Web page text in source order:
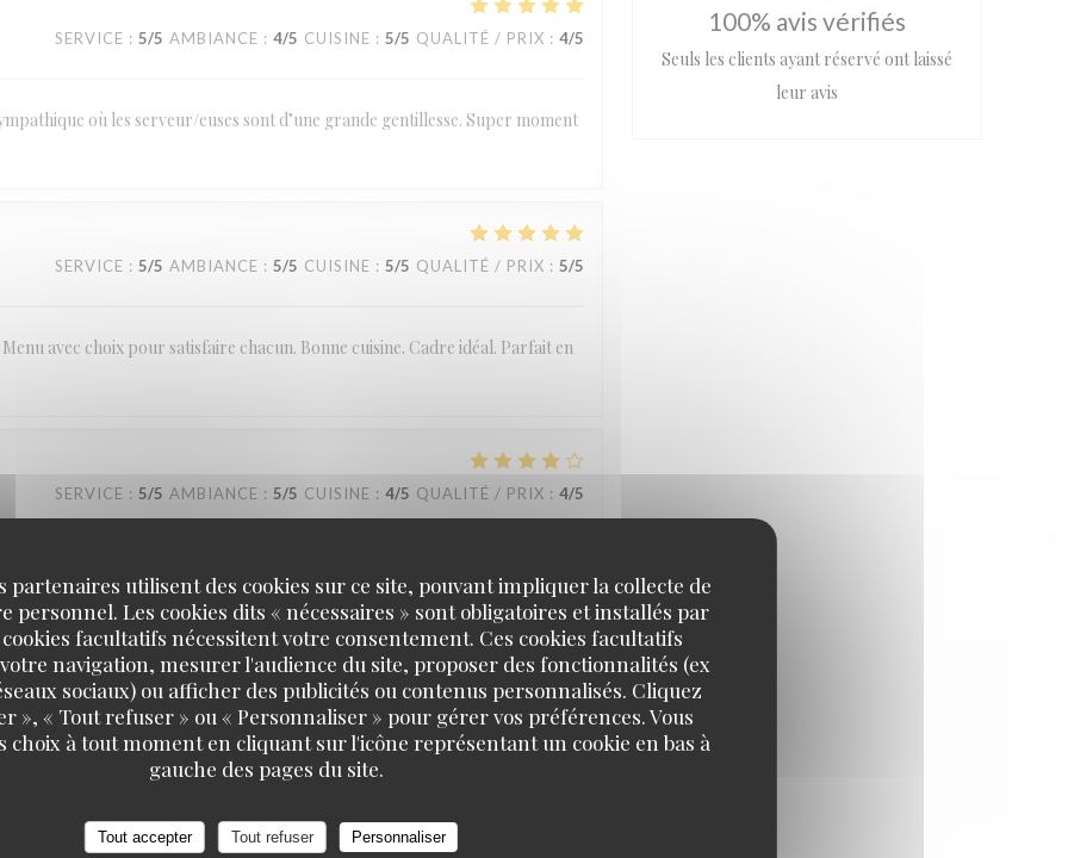
partenaires utilisent des cookies sur ce site, pouvant impliquer la collecte de
personnel. Les cookies dits « nécessaires » sont obligatoires et installés par
facultatifs nécessitent votre consentement. Ces cookies facultatifs
navigation, mesurer l'audience du site, proposer des fonctionnalités (ex
sociaux) ou afficher des publicités ou contenus personnalisés. Cliquez
», « Tout refuser » ou « Personnaliser » pour gérer vos préférences. Vous
choix à tout moment en cliquant sur l'icône représentant un cookie en bas à
gauche des pages du site.
Tout accepter Tout refuser Personnaliser
SERVICE : 5/5 AMBIANCE : 4/5 CUISINE : 5/5 QUALITÉ / PRIX : 4/5
où les serveur/euses sont d’une grande gentillesse. Super moment
SERVICE : 5/5 AMBIANCE : 5/5 CUISINE : 5/5 QUALITÉ / PRIX : 5/5
avec choix pour satisfaire chacun. Bonne cuisine. Cadre idéal. Parfait en
SERVICE : 5/5 AMBIANCE : 5/5 CUISINE : 4/5 QUALITÉ / PRIX : 4/5
très bon. Cadre agreable
SERVICE: 5/5 AMBIANCE: 5 /5 CUISINE : 5/5 QUALITÉ / PRIX: 5/5
100% avis vérifiés
Seuls les clients ayant réservé ont laissé
leur avis